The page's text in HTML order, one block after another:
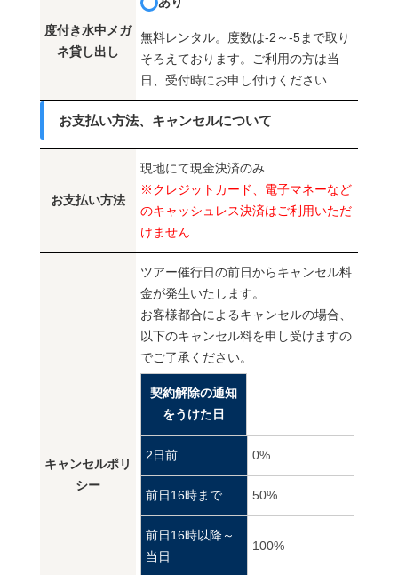
度付き水中メガ
ネ貸し出し
無料レンタル。度数は-2～-5まで取り
そろえております。ご利用の方は当
日、受付時にお申し付けください
お支払い方法、キャンセルについて
お支払い方法
現地にて現金決済のみ
※クレジットカード、電子マネーなど
のキャッシュレス決済はご利用いただ
けません
キャンセルポリ
シー
ツアー催行日の前日からキャンセル料
金が発生いたします。
お客様都合によるキャンセルの場合、
以下のキャンセル料を申し受けますの
でご了承ください。
契約解除の通知
をうけた日
2日前 0%
前日16時まで 50%
前日16時以降～
当日
100%